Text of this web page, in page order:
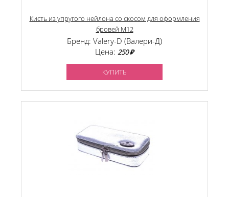
Кисть из упругого нейлона со скосом для оформления
бровей М12
Бренд: Valery-D (Валери-Д)
Цена: 250 ₽
КУПИТЬ